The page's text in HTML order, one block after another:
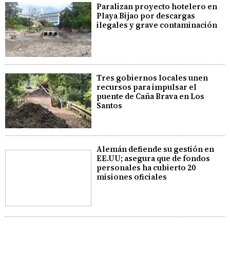
Paralizan proyecto hotelero en
Playa Bijao por descargas
ilegales y grave contaminación
Tres gobiernos locales unen
recursos para impulsar el
puente de Caña Brava en Los
Santos
Alemán defiende su gestión en
EE.UU; asegura que de fondos
personales ha cubierto 20
misiones oficiales